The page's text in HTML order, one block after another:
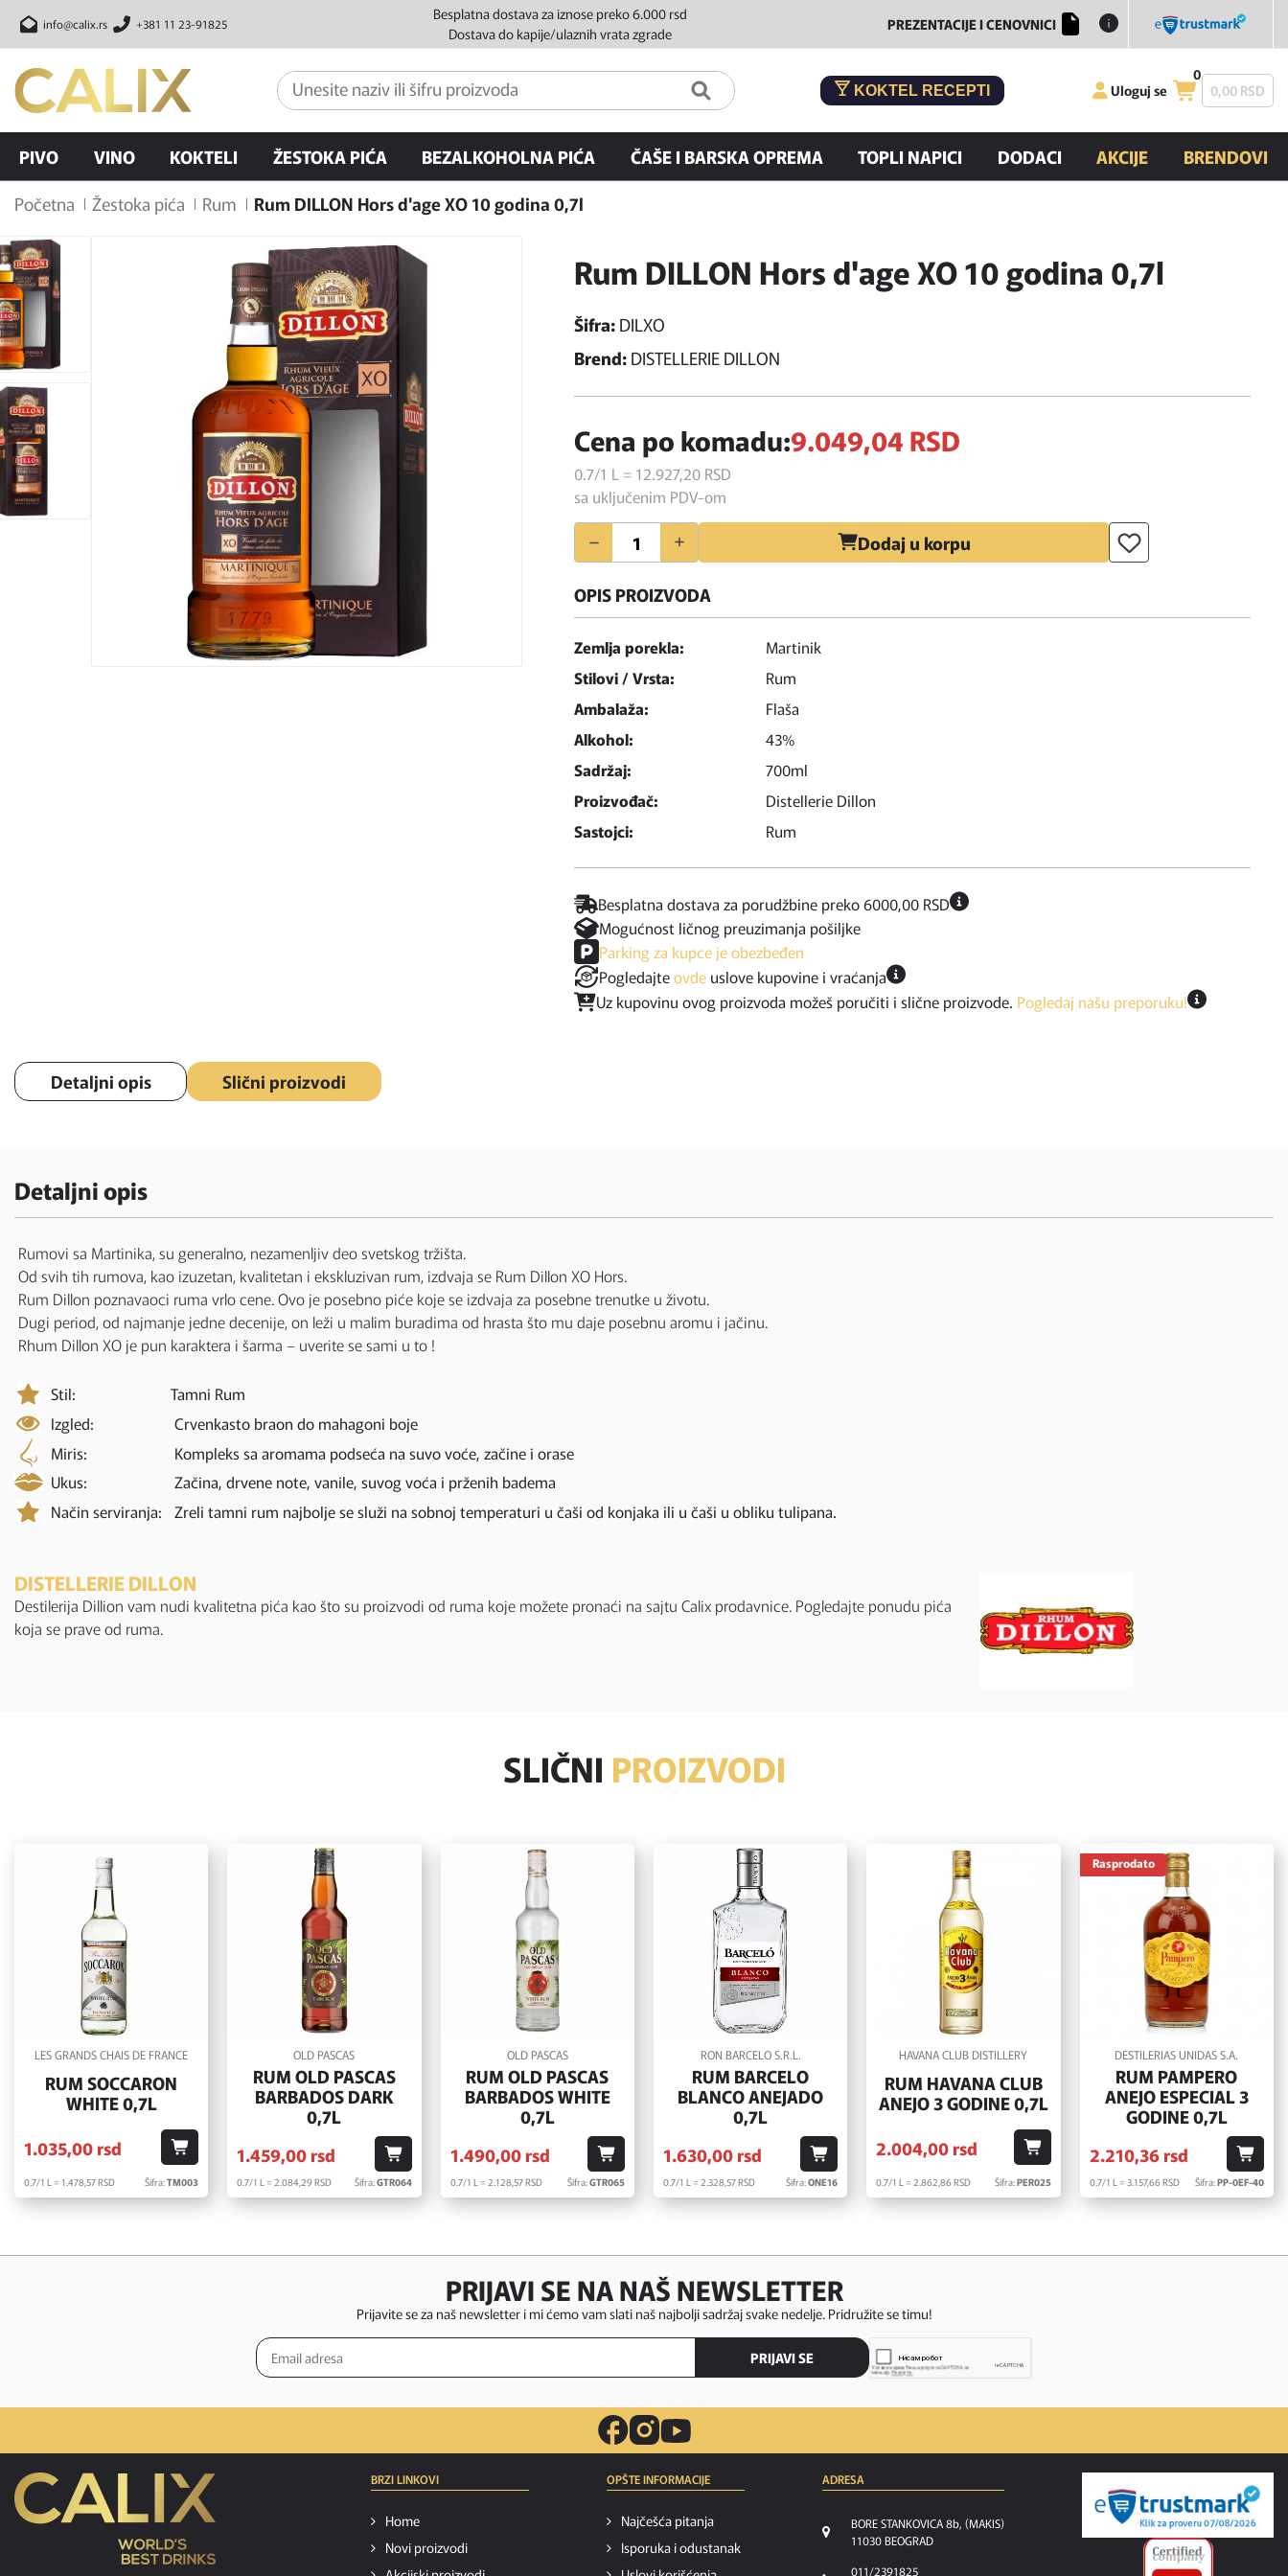
info@calix.rs +381 11 23-91825
Besplatna dostava za iznose preko 6.000 rsd
Dostava do kapije/ulaznih vrata zgrade
PREZENTACIJE I CENOVNICI
KOKTEL RECEPTI Uloguj se
0
0,00 RSD
PIVO VINO KOKTELI ŽESTOKA PIĆA BEZALKOHOLNA PIĆA ČAŠE I BARSKA OPREMA TOPLI NAPICI DODACI AKCIJE
BRENDOVI
Početna
Žestoka pića Rum Rum DILLON Hors d'age XO 10 godina 0,7l
Rum DILLON Hors d'age XO 10 godina 0,7l
Šifra:DILXO
Brend:DISTELLERIE DILLON
Cena po komadu:9.049,04 RSD
0.7/1 L = 12.927,20 RSD
sa uključenim PDV-om
Dodaj u korpu
OPIS PROIZVODA
Zemlja porekla:
Martinik
Stilovi / Vrsta:
Rum
Ambalaža:
Flaša
Alkohol:
43%
Sadržaj:
700ml
Proizvođač:
Distellerie Dillon
Sastojci:
Rum
Besplatna dostava za porudžbine preko 6000,00 RSD
Mogućnost ličnog preuzimanja pošiljke
Parking za kupce je obezbeđen
Pogledajteovde uslove kupovine i vraćanja
Uz kupovinu ovog proizvoda možeš poručiti i slične proizvode. Pogledaj našu preporuku!
Detaljni opis Slični proizvodi
Detaljni opis
Rumovi sa Martinika, su generalno, nezamenljiv deo svetskog tržišta.
Od svih tih rumova, kao izuzetan, kvalitetan i ekskluzivan rum, izdvaja se Rum Dillon XO Hors.
Rum Dillon poznavaoci ruma vrlo cene. Ovo je posebno piće koje se izdvaja za posebne trenutke u životu.
Dugi period, od najmanje jedne decenije, on leži u malim buradima od hrasta što mu daje posebnu aromu i jačinu.
Rhum Dillon XO je pun karaktera i šarma – uverite se sami u to !
Stil:
Tamni Rum
Izgled:
Crvenkasto braon do mahagoni boje
Miris:
Kompleks sa aromama podseća na suvo voće, začine i orase
Ukus:
Začina, drvene note, vanile, suvog voća i prženih badema
Način serviranja: Zreli tamni rum najbolje se služi na sobnoj temperaturi u čaši od konjaka ili u čaši u obliku tulipana.
DISTELLERIE DILLON
Destilerija Dillion vam nudi kvalitetna pića kao što su proizvodi od ruma koje možete pronaći na sajtu Calix prodavnice. Pogledajte ponudu pića
koja se prave od ruma.
SLIČNI PROIZVODI
LES GRANDS CHAIS DE FRANCE
RUM SOCCARON
WHITE 0,7L
1.035,00rsd
0.7/1 L = 1.478,57RSD Šifra:TM003
OLD PASCAS
RUM OLD PASCAS
BARBADOS DARK
0,7L
1.459,00rsd
0.7/1 L = 2.084,29RSD Šifra:GTR064
OLD PASCAS
RUM OLD PASCAS
BARBADOS WHITE
0,7L
1.490,00 rsd
0.7/1 L = 2.128,57RSD Šifra:GTR065
RON BARCELO S.R.L.
RUM BARCELO
BLANCO ANEJADO
0,7L
1.630,00rsd
0.7/1 L = 2.328,57RSD Šifra:ONE16
HAVANA CLUB DISTILLERY
RUM HAVANA CLUB
ANEJO 3 GODINE 0,7L
2.004,00rsd
0.7/1 L = 2.862,86RSD Šifra:PER025
Rasprodato
DESTILERIAS UNIDAS S.A.
RUM PAMPERO
ANEJO ESPECIAL 3
GODINE 0,7L
2.210,36 rsd
0.7/1 L = 3.157,66RSD Šifra:PP-0EF-40
PRIJAVI SE NA NAŠ NEWSLETTER
Prijavite se za naš newsletter i mi ćemo vam slati naš najbolji sadržaj svake nedelje. Pridružite se timu!
PRIJAVI SE
BRZI LINKOVI
Home
Novi proizvodi
OPŠTE INFORMACIJE
Najčešća pitanja
Isporuka i odustanak
ADRESA
BORE STANKOVICA 8b, (MAKIS)
11030 BEOGRAD
011/2391825